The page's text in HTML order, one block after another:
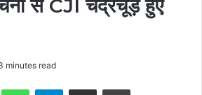
से CJI चंद्रचूड़ हुए
minutes read
WhatsAppTelegramShare via Email Print